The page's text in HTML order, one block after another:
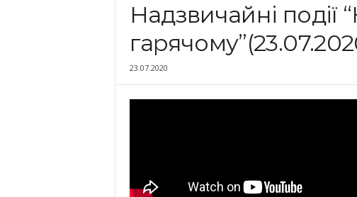
Надзвичайні події
23.07.2020